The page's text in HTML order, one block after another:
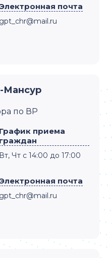
почта
gpt_chr@mail.ru
Мансур
по ВР
График приема
граждан
Вт, Чт с 14:00 до 17:00
почта
gpt_chr@mail.ru